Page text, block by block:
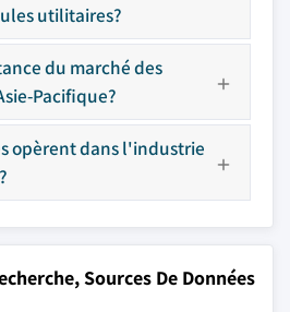
utilitaires?
du marché des
Pacifique?
opèrent dans l'industrie
Sources De Données